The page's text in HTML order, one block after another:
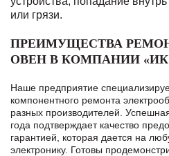
или грязи.
ПРЕИМУЩЕСТВА
ОВЕН В КОМПАНИИ «ИК
Наше предприятие
компонентного ремонта
разных производителей.
года подтверждает качество
гарантией, которая дается на
электронику. Готовы